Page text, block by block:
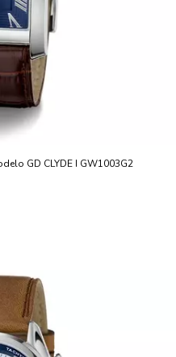
GD CLYDE I GW1003G2